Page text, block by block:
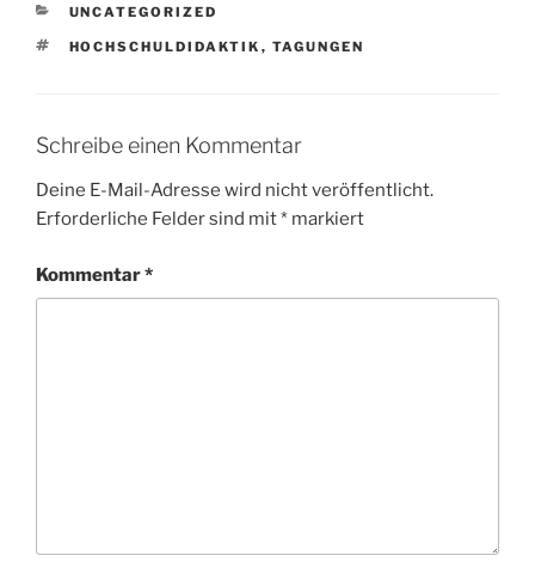
KATEGORIEN
UNCATEGORIZED
SCHLAGWÖRTER
HOCHSCHULDIDAKTIK , TAGUNGEN
Schreibe einen Kommentar
Deine E-Mail-Adresse wird nicht veröffentlicht.
Erforderliche Felder sind mit* markiert
Kommentar*